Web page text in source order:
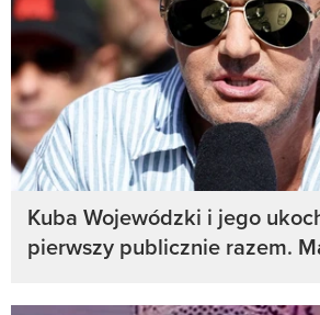
Kuba Wojewódzki i jego
pierwszy publicznie razem.